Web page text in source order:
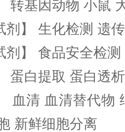
转基因动物 小鼠
剂】 生化检测 遗
剂】 食品安全检
蛋白提取 蛋白透
血清 血清替代物
新鲜细胞分离